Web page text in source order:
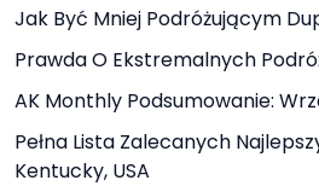
Jak Być Mniej Podróżującym
Prawda O Ekstremalnych
AK Monthly Podsumowanie:
Pełna Lista Zalecanych
Kentucky, USA